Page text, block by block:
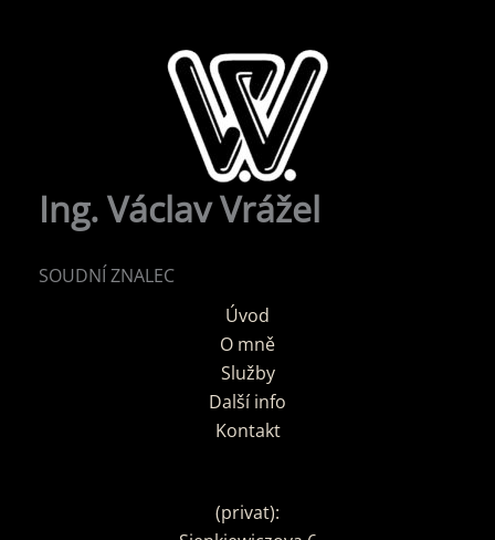
Ing. Václav Vrážel
SOUDNÍ ZNALEC
Úvod
O mně
Služby
Další info
Kontakt
(privat):